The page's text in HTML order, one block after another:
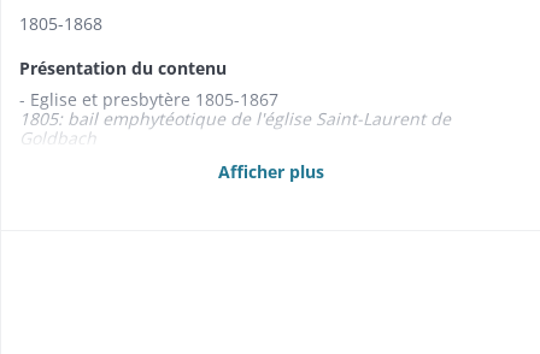
1805-1868
Présentation du contenu
- Eglise et presbytère 1805-1867
1805: bail emphytéotique de l'église Saint-Laurent de
Goldbach
- Chalet du Gerstacker, indivis entre goldbach et Altenbach
Afficher plus